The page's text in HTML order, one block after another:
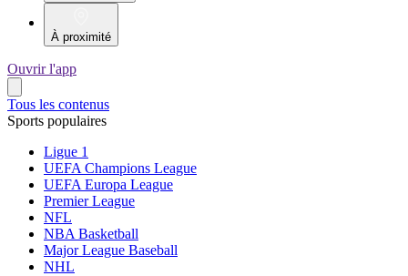
À proximité
Ouvrir l'app
Tous les contenus
Sports populaires
Ligue 1
UEFA Champions League
UEFA Europa League
Premier League
NFL
NBA Basketball
Major League Baseball
NHL